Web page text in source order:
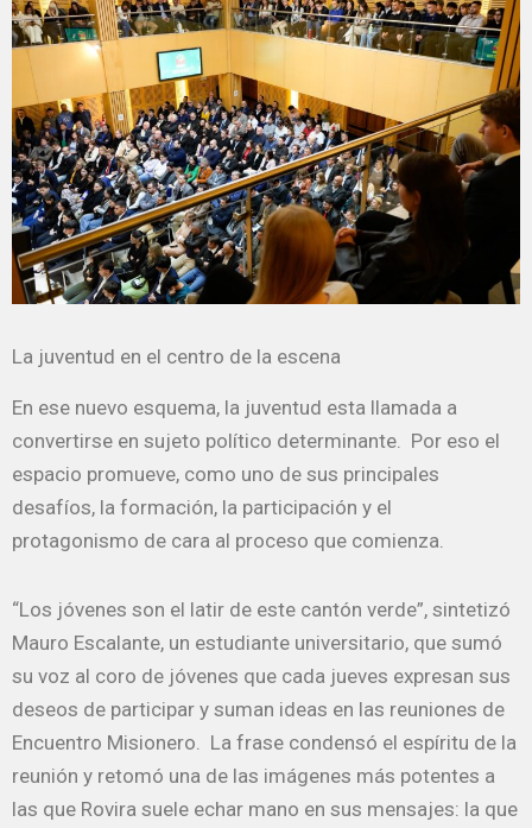
La juventud en el centro de la escena
En ese nuevo esquema, la juventud esta llamada a
convertirse en sujeto político determinante. Por eso el
espacio promueve, como uno de sus principales
desafíos, la formación, la participación y el
protagonismo de cara al proceso que comienza.
“Los jóvenes son el latir de este cantón verde”, sintetizó
Mauro Escalante, un estudiante universitario, que sumó
su voz al coro de jóvenes que cada jueves expresan sus
deseos de participar y suman ideas en las reuniones de
Encuentro Misionero. La frase condensó el espíritu de la
reunión y retomó una de las imágenes más potentes a
las que Rovira suele echar mano en sus mensajes: la que